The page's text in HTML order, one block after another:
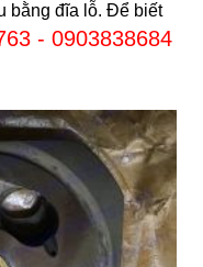
bằng đĩa lỗ. Để biết
- 0903838684